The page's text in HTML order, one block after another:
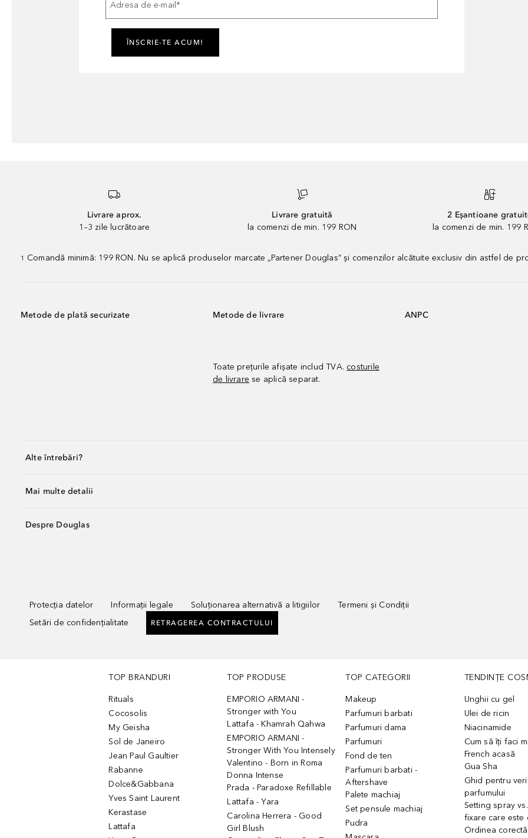
Adresa de e-mail *
ÎNSCRIE-TE ACUM!
Livrare aprox.
1–3 zile lucrătoare
Livrare gratuită
la comenzi de min. 199 RON
2 Eșantioane
la comenzi de min. 199
1 Comandă minimă: 199 RON. Nu se aplică produselor marcate „Partener Douglas” și comenzilor alcătuite exclusiv din astfel de
Metode de plată securizate Metode de livrare
Toate prețurile afișate includ TVA. costurile
de livrare se aplică separat.
ANPC
Alte întrebări?
Mai multe detalii
Despre Douglas
Protecția datelor Informații legale Soluționarea alternativă a litigiilor
Termeni și Condiții
Setări de confidențialitate
RETRAGEREA CONTRACTULUI
TOP BRANDURI
Rituals
Cocosolis
My Geisha
Sol de Janeiro
Jean Paul Gaultier
Rabanne
Dolce&Gabbana
Yves Saint Laurent
Kerastase
Lattafa
TOP PRODUSE
EMPORIO ARMANI -
Stronger with You
Lattafa - Khamrah Qahwa
EMPORIO ARMANI -
Stronger With You Intensely
Valentino - Born in Roma
Donna Intense
Prada - Paradoxe Refillable
Lattafa - Yara
Carolina Herrera - Good
Girl Blush
TOP CATEGORII
Makeup
Parfumuri barbati
Parfumuri dama
Parfumuri
Fond de ten
Parfumuri barbati -
Aftershave
Palete machiaj
Set pensule machiaj
Pudra
TENDINȚE
Unghii cu gel
Ulei de ricin
Niacinamide
Cum să îți faci
French acasă
Gua Sha
Ghid pentru
parfumului
Setting spray
fixare care este
Ordinea